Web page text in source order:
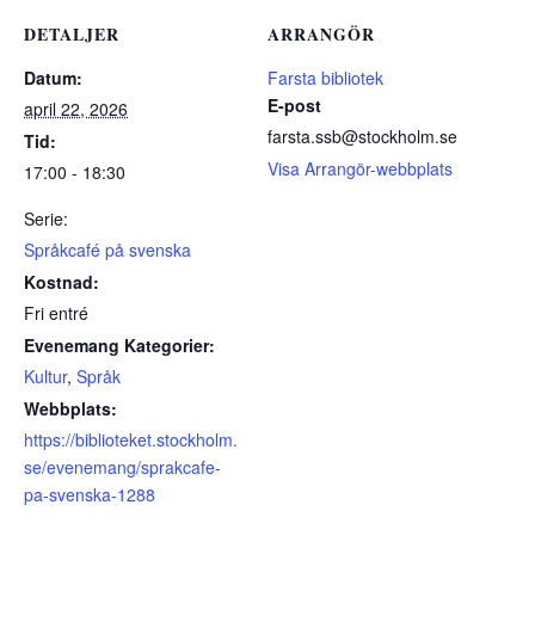
DETALJER
Datum:
april 22, 2026
Tid:
17:00 - 18:30
Serie:
Språkcafé på svenska
Kostnad:
Fri entré
Evenemang Kategorier:
Kultur, Språk
Webbplats:
https://biblioteket.stockholm.
se/evenemang/sprakcafe-
pa-svenska-1288
ARRANGÖR
Farsta bibliotek
E-post
farsta.ssb@stockholm.se
Visa Arrangör-webbplats